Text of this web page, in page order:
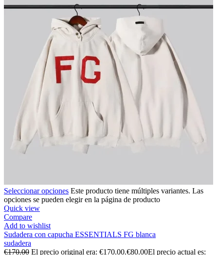
Seleccionar opciones Este producto tiene múltiples variantes. Las
opciones se pueden elegir en la página de producto
Quick view
Compare
Add to wishlist
Sudadera con capucha ESSENTIALS FG blanca
sudadera
€170.00 El precio original era: €170.00.€80.00El precio actual es: